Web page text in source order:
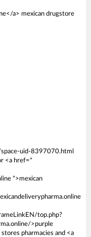
a> mexican drugstore
uid-8397070.html
<a href="
">mexican
top.php?
>purple
pharmacies and <a